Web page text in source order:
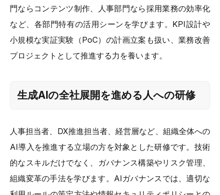
門ならコンテンツ制作、人事部門なら採用業務の効率化
など、各部門特有の活用シーンを学びます。KPI設計や
小規模な実証実験（PoC）の計画立案も扱い、業務改善
プロジェクトとして推進する力を養います。
生成AIの全社展開を進める人への研修
人事担当者、DX推進担当者、経営層など、組織全体への
AI導入を推進する立場の方を対象とした研修です。技術
的なスキルだけでなく、ガバナンス構築やリスク管理、
組織変革の手法を学びます。AIガバナンスでは、適切な